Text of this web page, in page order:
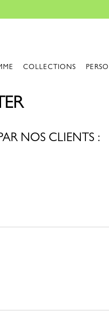
COLLECTIONS
NOS CLIENTS :